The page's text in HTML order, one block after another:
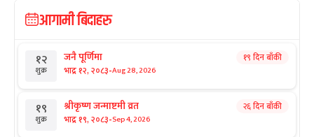
आगामी बिदाहरु
१२
शुक्र
जनै पूर्णिमा
भाद्र १२, २०८३-Aug 28, 2026
१९ दिन बाँकी
१९
शुक्र
श्रीकृष्ण जन्माष्टमी व्रत
भाद्र १९, २०८३-Sep 4, 2026
२६ दिन बाँकी